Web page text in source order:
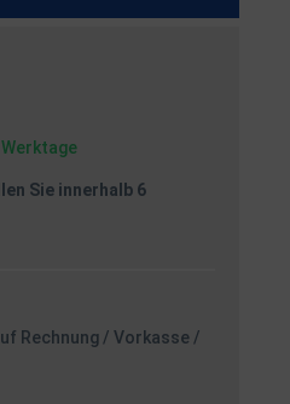
Sie innerhalb 6
Rechnung / Vorkasse /